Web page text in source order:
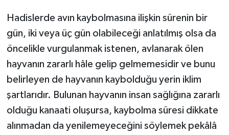
Hadislerde avın kaybolmasına ilişkin sürenin bir
gün, iki veya üç gün olabileceği anlatılmış olsa da
öncelikle vurgulanmak istenen, avlanarak ölen
hayvanın zararlı hâle gelip gelmemesidir ve bunu
belirleyen de hayvanın kaybolduğu yerin iklim
şartlarıdır. Bulunan hayvanın insan sağlığına zararlı
olduğu kanaati oluşursa, kaybolma süresi dikkate
alınmadan da yenilemeyeceğini söylemek pekâlâ